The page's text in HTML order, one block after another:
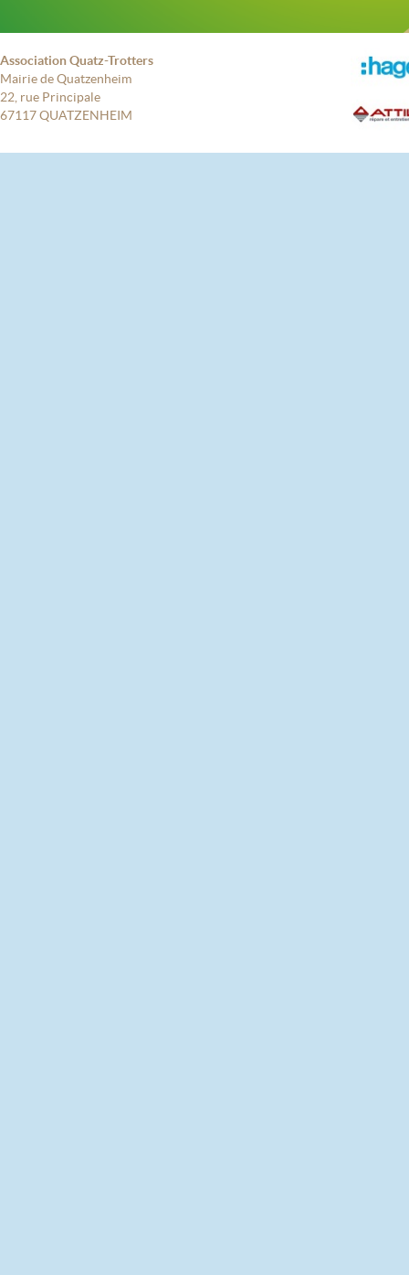
Association Quatz-Trotters
Mairie de Quatzenheim
22, rue Principale
67117 QUATZENHEIM